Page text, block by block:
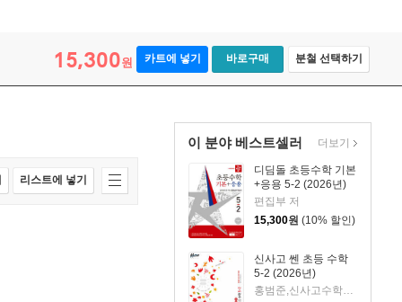
15,300원 카트에 넣기 바로구매 분철 선택하기
이 분야 베스트셀러
디딤돌 초등수학 기본
+응용 5-2 (2026년)
편집부 저
15,300원 (10% 할인)
신사고 쎈 초등 수학
5-2 (2026년)
홍범준,신사고수학콘텐츠연구회 공저
더보기
리스트에 넣기